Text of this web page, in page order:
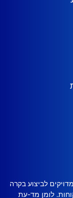
לביצוע בקרה
לומן מד-עת